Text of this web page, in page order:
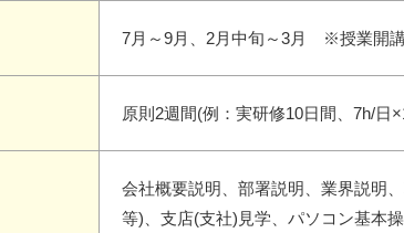
7月～9月、2月中旬～3月 ※授業開講
原則2週間(例：実研修10日間、7h/日
会社概要説明、部署説明、業界説明
等)、支店(支社)見学、パソコン基本